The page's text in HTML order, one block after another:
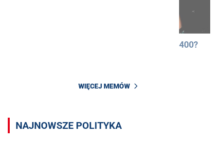
400?
WIĘCEJ MEMÓW
NAJNOWSZE POLITYKA